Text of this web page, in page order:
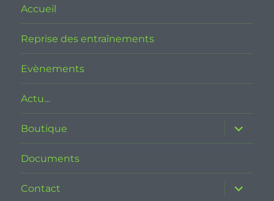
Accueil
Reprise des entraînements
Evènements
Actu…
Boutique
ouvrir
le
sous-
Documents
Contact
ouvrir
le